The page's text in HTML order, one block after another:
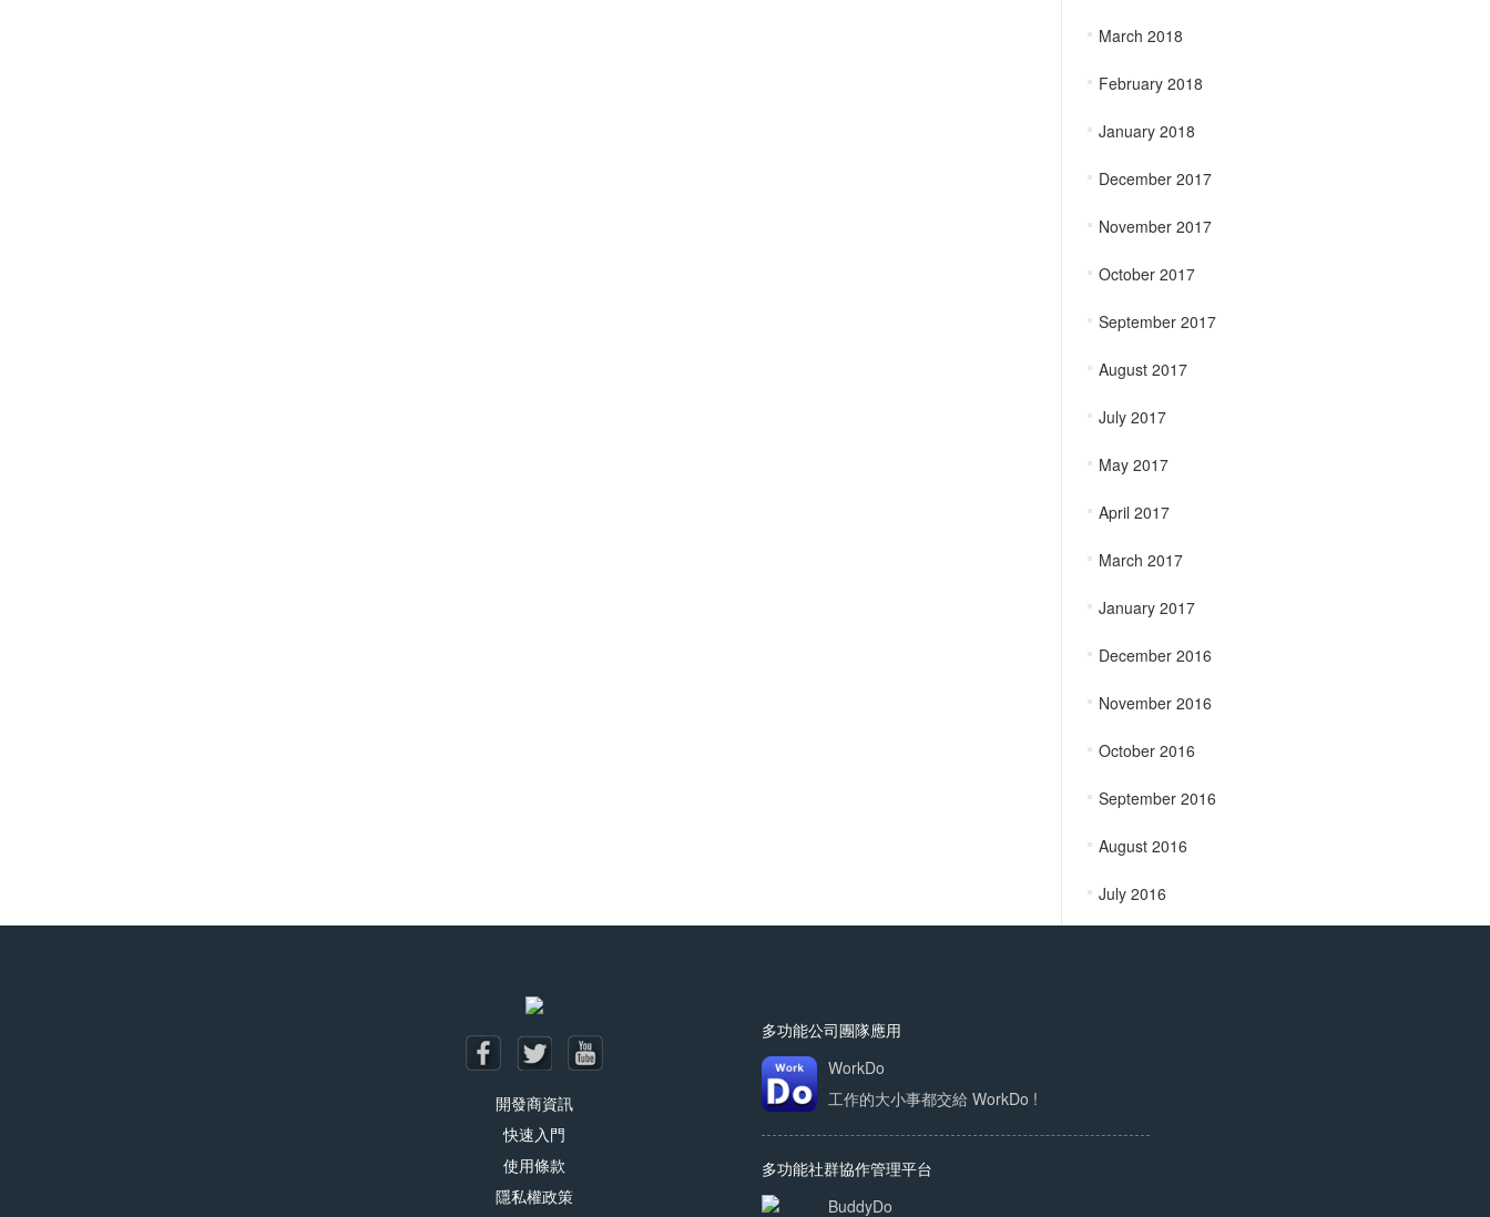
March 2018
February 2018
January 2018
December 2017
November 2017
October 2017
September 2017
August 2017
July 2017
May 2017
April 2017
March 2017
January 2017
December 2016
November 2016
October 2016
September 2016
August 2016
July 2016
開發商資訊
快速入門
使用條款
隱私權政策
多功能公司團隊應用
WorkDo
工作的大小事都交給 WorkDo !
多功能社群協作管理平台
BuddyDo